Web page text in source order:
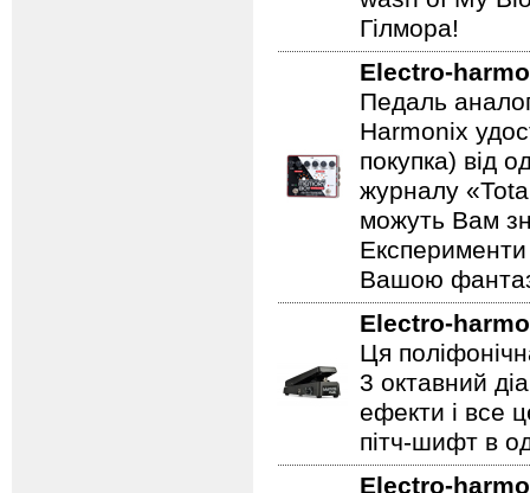
Гілмора!
Electro-
Педаль
Harmonix
покупка) від
журналу
можуть Вам
Вашою
Electro-
Ця
3 октавний
ефекти і все
пітч-шифт в
Electro-